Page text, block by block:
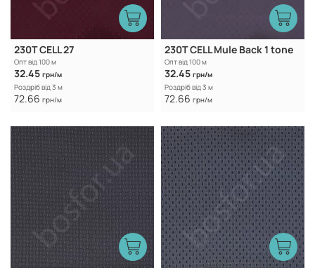
230T CELL 27
Опт від 100 м
32.45 грн/м
Роздріб від 3 м
72.66 грн/м
230T CELL Mule Back 1 tone
Опт від 100 м
32.45 грн/м
Роздріб від 3 м
72.66 грн/м